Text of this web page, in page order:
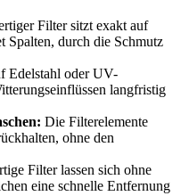
Filter sitzt exakt auf
Spalten, durch die Schmutz
Edelstahl oder UV-
langfristig
Die Filterelemente
ohne den
Filter lassen sich ohne
eine schnelle Entfernung